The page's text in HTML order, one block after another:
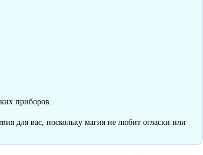
приборов.
для вас, поскольку магия не любит огласки или